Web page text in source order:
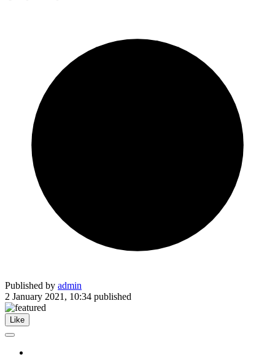
Published by admin
2 January 2021, 10:34 published
Like